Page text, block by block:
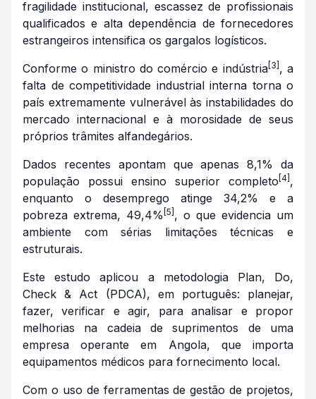
fragilidade institucional, escassez de profissionais
qualificados e alta dependência de fornecedores
estrangeiros intensifica os gargalos logísticos.
Conforme o ministro do comércio e indústria [3] , a
falta de competitividade industrial interna torna o
país extremamente vulnerável às instabilidades do
mercado internacional e à morosidade de seus
próprios trâmites alfandegários.
Dados recentes apontam que apenas 8,1% da
população possui ensino superior completo [4] ,
enquanto o desemprego atinge 34,2% e a
pobreza extrema, 49,4% [5] , o que evidencia um
ambiente com sérias limitações técnicas e
estruturais.
Este estudo aplicou a metodologia Plan, Do,
Check & Act (PDCA), em português: planejar,
fazer, verificar e agir, para analisar e propor
melhorias na cadeia de suprimentos de uma
empresa operante em Angola, que importa
equipamentos médicos para fornecimento local.
Com o uso de ferramentas de gestão de projetos,